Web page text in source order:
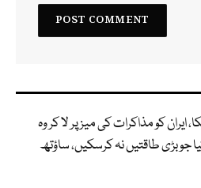
ایران کو مذاکرات کی میز پر لا کر وہ
جو بڑی طاقتیں نہ کرسکیں، ساؤتھ